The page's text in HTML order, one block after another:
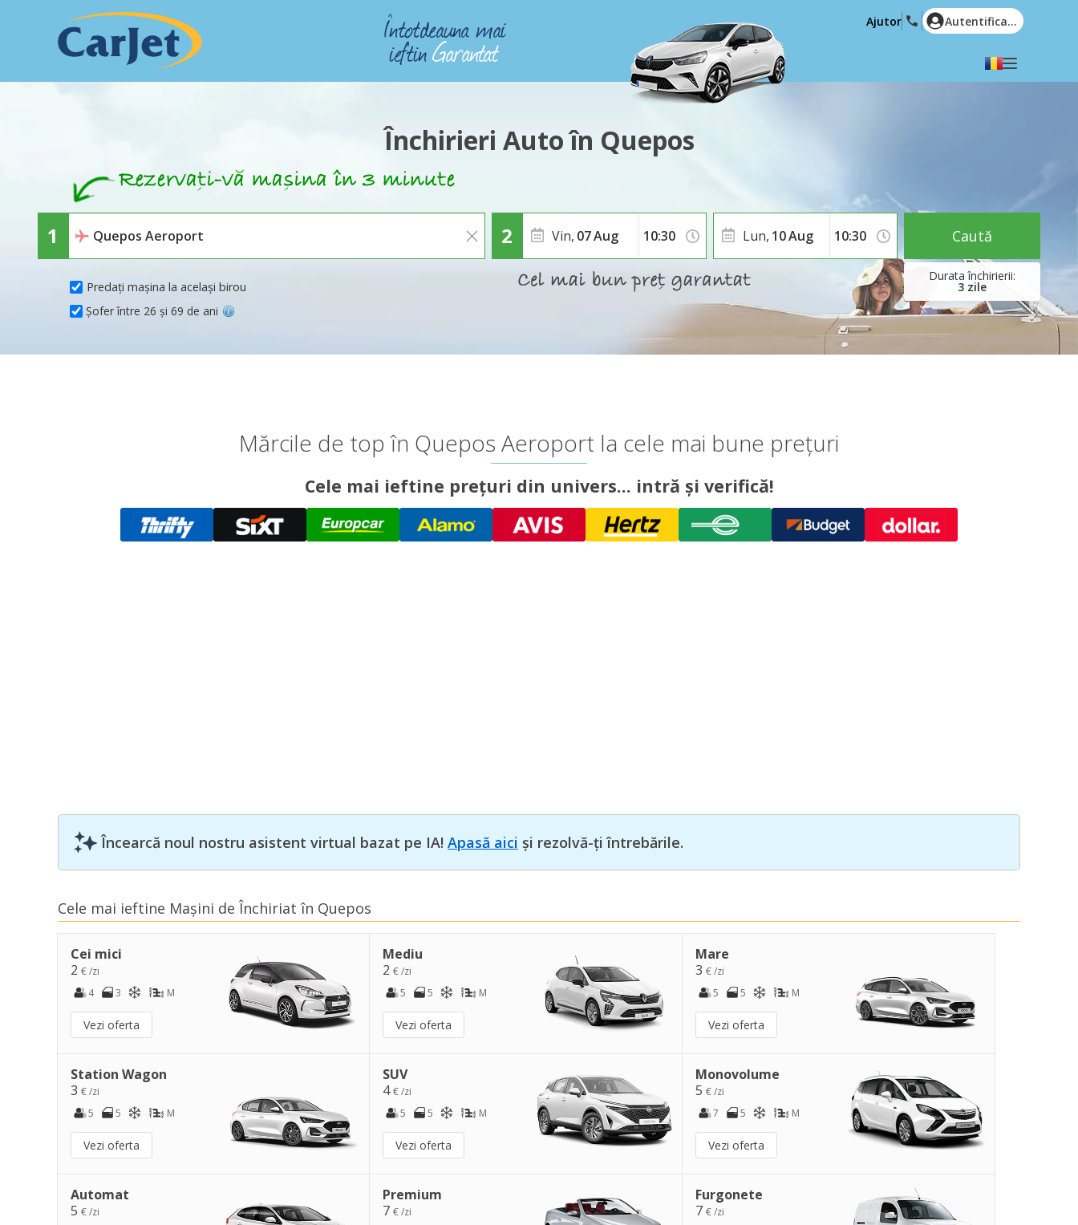
English (US)
Polski
Română
Ελληνικά
Hrvatski
العربية
Ajutor Autentificare
Închirieri Auto în Quepos
Predați mașina la același birou
Vin, 07Aug
3 zile
Lun, 10Aug
Șofer între 26 și 69 de ani
Caută
Mărcile de top în Quepos Aeroport la cele mai bune prețuri
Cele mai ieftine prețuri din univers... intră și verifică!
Încearcă noul nostru asistent virtual bazat pe IA! Apasă aici și rezolvă-ți întrebările.
Cele mai ieftine Mașini de Închiriat în Quepos
Cei mici
2 € /zi
4
3 M
Vezi oferta
Mediu
2€ /zi
5
5 M
Vezi oferta
Mare
3 € /zi
5
5 M
Vezi oferta
Station Wagon
3 € /zi
5
5 M
Vezi oferta
SUV
4€ /zi
5
5 M
Vezi oferta
Monovolume
5 € /zi
7
5 M
Vezi oferta
Automat
5 € /zi
Premium
7€ /zi
Furgonete
7 € /zi